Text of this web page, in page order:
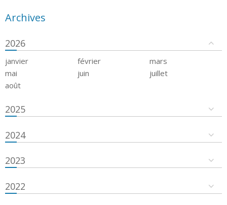
Archives
2026
janvier février
mars
mai
juin
juillet
août
2025
2024
2023
2022